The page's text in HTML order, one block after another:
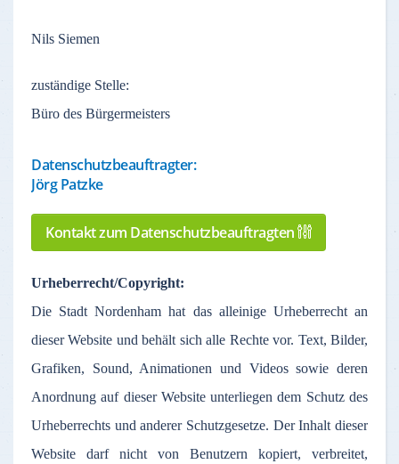
Nils Siemen
zuständige Stelle:
Büro des Bürgermeisters
Datenschutzbeauftragter:
Jörg Patzke
Kontakt zum Datenschutzbeauftragten
Urheberrecht/Copyright:
Die StadtNordenham hat das alleinige Urheberrechtan
dieserWebsite undbehält sich alle Rechte vor. Text,Bilder,
Grafiken, Sound, Animationen und Videossowie deren
Anordnung auf dieserWebsiteunterliegen dem Schutzdes
Urheberrechts undanderer Schutzgesetze. Der Inhalt dieser
Website darf nicht von Benutzern kopiert, verbreitet,